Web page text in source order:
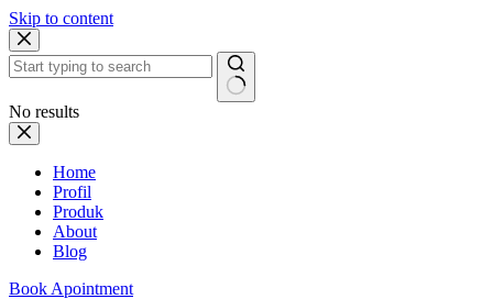
Skip to content
No results
Home
Profil
Produk
About
Blog
Book Apointment